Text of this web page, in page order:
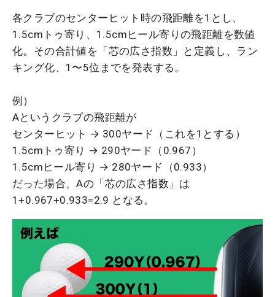
各クラブのセンターヒット時の飛距離を1とし、
1.5cmトゥ寄り、1.5cmヒール寄りの飛距離を数値
化。その合計値を「芯の広さ指数」と定義し、ラン
キング化、1〜5位までを発表する。
例）
Aというクラブの飛距離が
センターヒット → 300ヤード（これを1とする）
1.5cmトゥ寄り → 290ヤード（0.967）
1.5cmヒール寄り → 280ヤード（0.933）
だった場合、Aの「芯の広さ指数」は
1+0.967+0.933=2.9 となる。